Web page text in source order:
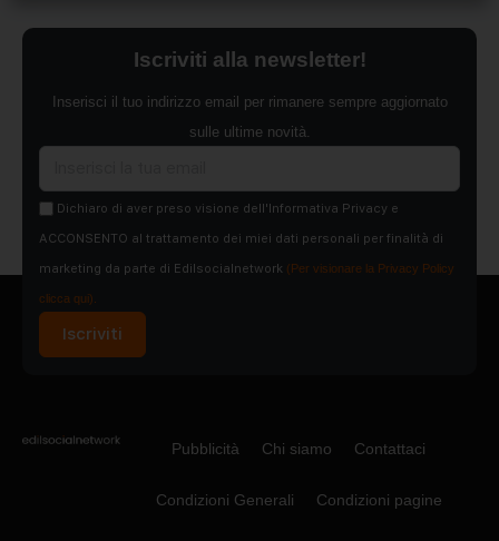
Iscriviti alla newsletter!
Inserisci il tuo indirizzo email per rimanere sempre aggiornato
sulle ultime novità.
Dichiaro di aver preso visione dell'Informativa Privacy e
ACCONSENTO al trattamento dei miei dati personali per finalità di
marketing da parte di Edilsocialnetwork (Per visionare la Privacy Policy
clicca qui).
Iscriviti
Pubblicità Chi siamo Contattaci
Condizioni Generali Condizioni pagine